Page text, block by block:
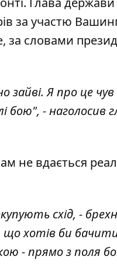
за участю
за словами
Я про це чув
бою", - наголосив
не вдається
схід, -
що хотів би
- прямо з поля